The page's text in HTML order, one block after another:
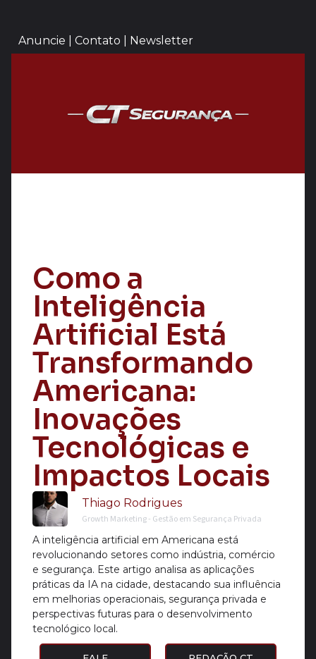
Anuncie | Contato | Newsletter
Como a
Inteligência
Artificial Está
Transformando
Americana:
Inovações
Tecnológicas e
Impactos Locais
Thiago Rodrigues
Growth Marketing - Gestão em Segurança Privada
A inteligência artificial em Americana está
revolucionando setores como indústria, comércio
e segurança. Este artigo analisa as aplicações
práticas da IA na cidade, destacando sua influência
em melhorias operacionais, segurança privada e
perspectivas futuras para o desenvolvimento
tecnológico local.